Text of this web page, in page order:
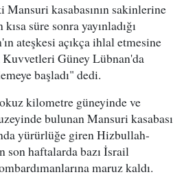
kasabasının sakinlerine
süre sonra yayınladığı
ateşkesi açıkça ihlal etmesine
Kuvvetleri Güney Lübnan'da
başladı" dedi.
kilometre güneyinde ve
bulunan Mansuri kasabası
yürürlüğe giren Hizbullah-
son haftalarda bazı İsrail
maruz kaldı.